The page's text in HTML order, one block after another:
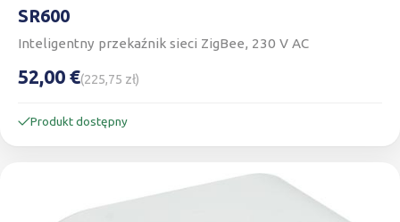
SR600
Inteligentny przekaźnik sieci ZigBee, 230 V AC
52,00 €(225,75 zł)
Produkt dostępny